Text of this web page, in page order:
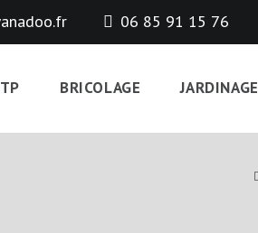
06 85 91 15 76
BRICOLAGE JARDINAGE